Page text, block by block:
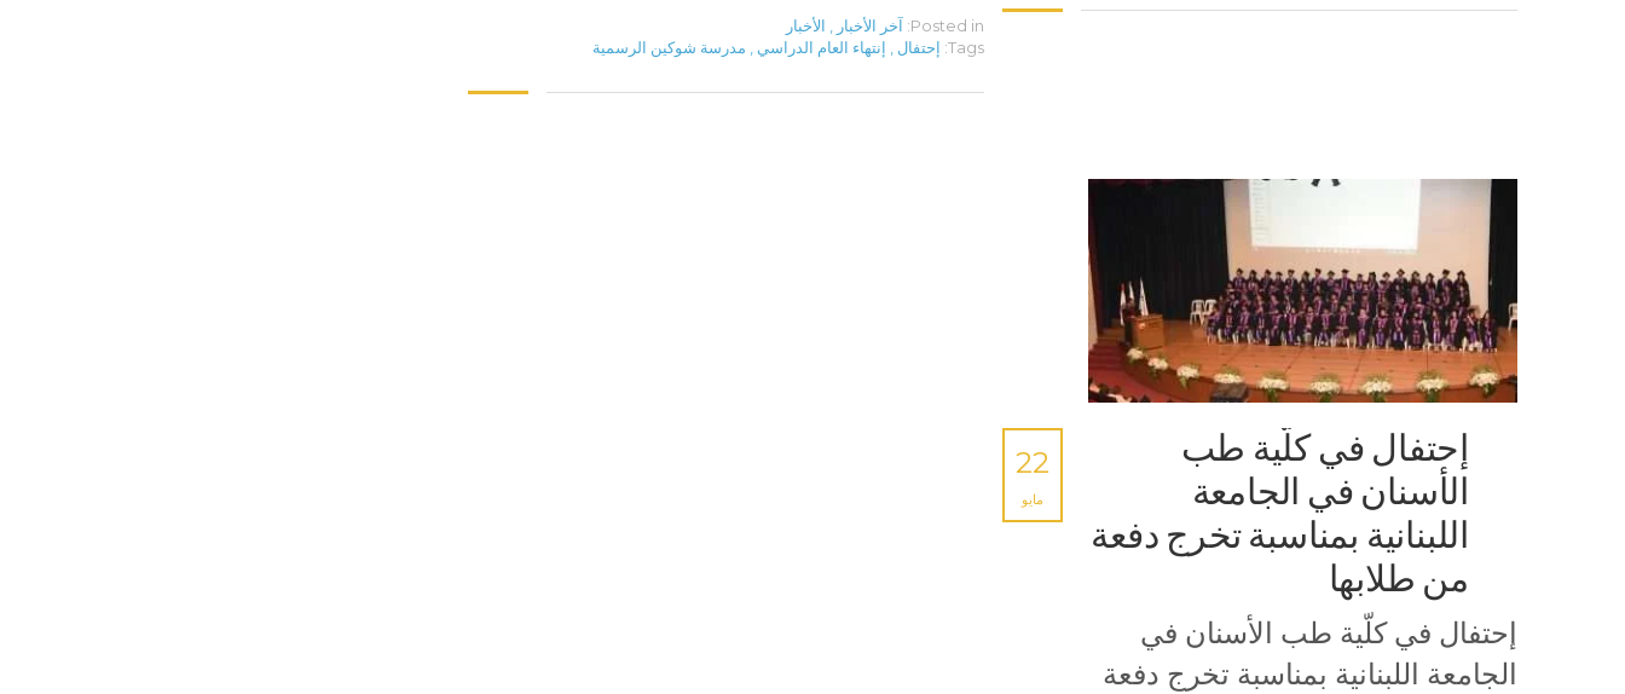
Posted in: آخر الأخبار , الأخبار
Tags: إحتفال, إنتهاء العام الدراسي, مدرسة شوكين الرسمية
إحتفال في كلّية طب
الأسنان في الجامعة
اللبنانية بمناسبة تخرج دفعة
من طلابها
22
مايو
إحتفال في كلّية طب الأسنان في
الجامعة اللبنانية بمناسبة تخرج دفعة